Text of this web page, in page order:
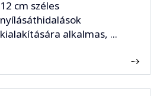
12 cm széles
nyílásáthidalások
kialakítására alkalmas, ...